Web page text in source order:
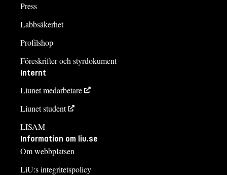
Press
Labbsäkerhet
Profilshop
Föreskrifter och styrdokument
Internt
Liunet medarbetare
Liunet student
LISAM
Information om liu.se
Om webbplatsen
LiU:s integritetspolicy